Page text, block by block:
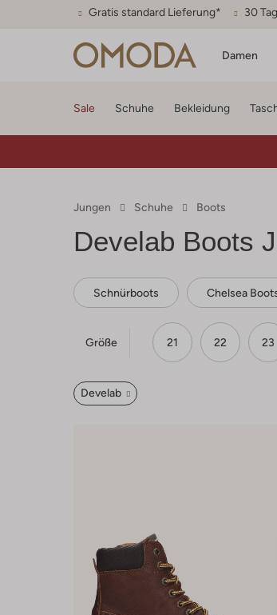
Gratis standard Lieferung* 30
Damen
Sale Schuhe Bekleidung
Jungen Schuhe Boots
Develab Boots
Schnürboots Chelsea
Größe 21 22 23
Develab